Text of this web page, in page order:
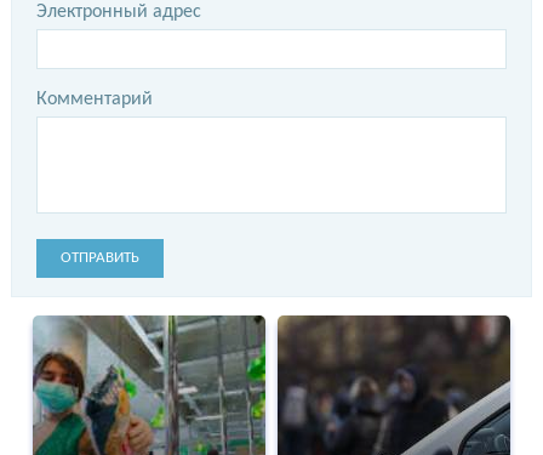
Электронный адрес
Комментарий
ОТПРАВИТЬ